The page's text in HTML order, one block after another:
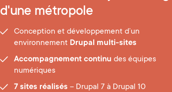
d'une métropole
Conception et développement d’un
environnement Drupal multi-sites
Accompagnement continu des équipes
numériques
7 sites réalisés – Drupal 7 à Drupal 10